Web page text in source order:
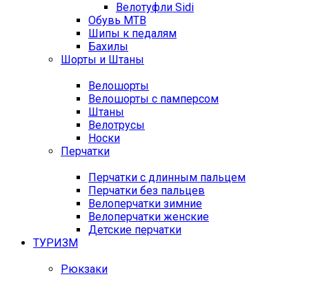
Велотуфли Sidi
Обувь MTB
Шипы к педалям
Бахилы
Шорты и Штаны
Велошорты
Велошорты с памперсом
Штаны
Велотрусы
Носки
Перчатки
Перчатки с длинным пальцем
Перчатки без пальцев
Велоперчатки зимние
Велоперчатки женские
Детские перчатки
ТУРИЗМ
Рюкзаки